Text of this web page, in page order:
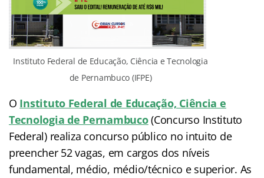
Instituto Federal de Educação, Ciência e Tecnologia
de Pernambuco (IFPE)
O Instituto Federal de Educação, Ciência e
Tecnologia de Pernambuco(Concurso Instituto
Federal) realiza concurso público no intuito de
preencher 52 vagas, em cargos dos níveis
fundamental, médio, médio/técnico e superior. As